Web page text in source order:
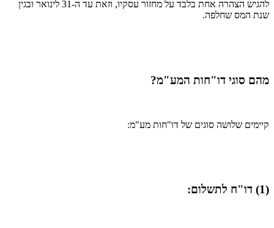
להגיש הצהרה אחת בלבד על מחזור עסקיו, וזאת עד ה-31 לינואר ובגין
שנת המס שחלפה.
מהם סוגי דו"חות המע"מ?
קיימים שלושה סוגים של דו"חות מע"מ:
(1) דו"ח לתשלום: